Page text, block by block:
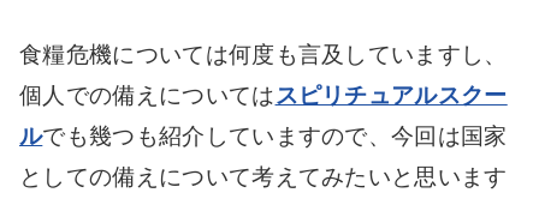
食糧危機については何度も言及していますし、
個人での備えについてはスピリチュアルスクー
ルでも幾つも紹介していますので、今回は国家
としての備えについて考えてみたいと思います